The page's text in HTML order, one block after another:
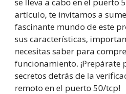
artículo, te invitamos a
fascinante mundo de este
sus características,
necesitas saber para
funcionamiento. ¡Prepárate
secretos detrás de la
remoto en el puerto 50/tcp!